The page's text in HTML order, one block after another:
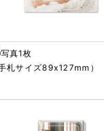
真1枚
手札サイズ89x127mm）